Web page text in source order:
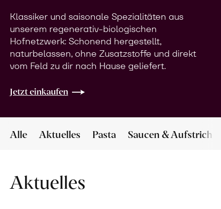
Klassiker und saisonale Spezialitäten aus
unserem regenerativ-biologischen
Hofnetzwerk: Schonend hergestellt,
naturbelassen, ohne Zusatzstoffe und direkt
vom Feld zu dir nach Hause geliefert.
Jetzt einkaufen
Alle Aktuelles Pasta Saucen & Aufstriche
Aktuelles